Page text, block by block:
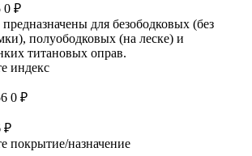
0 ₽
для безободковых (без
полуободковых (на леске) и
титановых оправ.
индекс
0 ₽
₽
покрытие/назначение